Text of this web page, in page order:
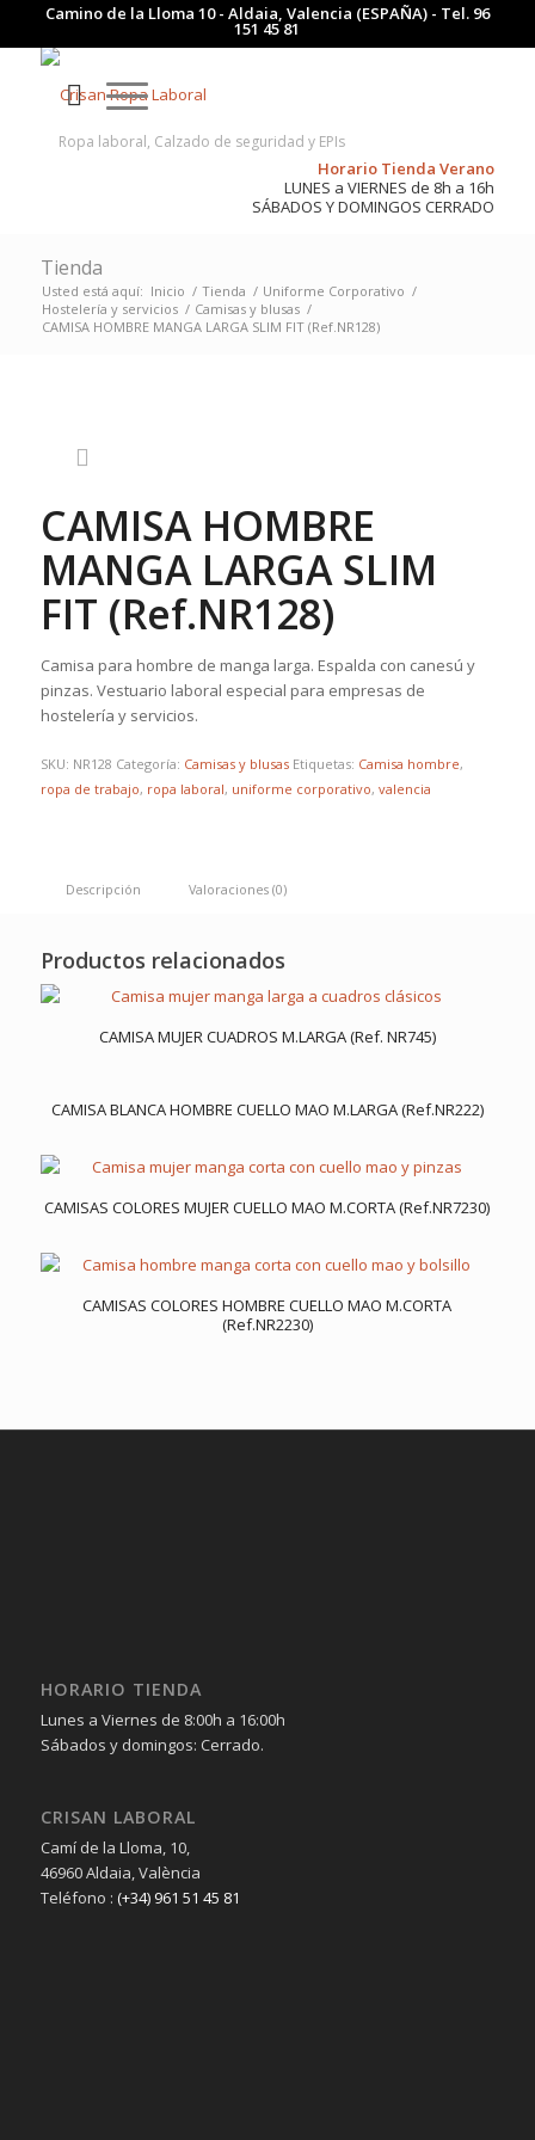
Camino de la Lloma 10 - Aldaia, Valencia (ESPAÑA) - Tel. 96
151 45 81
Ropa laboral, Calzado de seguridad y EPIs
Horario Tienda Verano
LUNES a VIERNES de 8h a 16h
SÁBADOS Y DOMINGOS CERRADO
Tienda
Usted está aquí: Inicio / Tienda / Uniforme Corporativo /
Hostelería y servicios / Camisas y blusas /
CAMISA HOMBRE MANGA LARGA SLIM FIT (Ref.NR128)
CAMISA HOMBRE
MANGA LARGA SLIM
FIT (Ref.NR128)
Camisa para hombre de manga larga. Espalda con canesú y
pinzas. Vestuario laboral especial para empresas de
hostelería y servicios.
SKU: NR128 Categoría: Camisas y blusas Etiquetas: Camisa hombre,
ropa de trabajo, ropa laboral, uniforme corporativo, valencia
Descripción Valoraciones (0)
Productos relacionados
CAMISA MUJER CUADROS M.LARGA (Ref. NR745)
CAMISA BLANCA HOMBRE CUELLO MAO M.LARGA (Ref.NR222)
CAMISAS COLORES MUJER CUELLO MAO M.CORTA (Ref.NR7230)
CAMISAS COLORES HOMBRE CUELLO MAO M.CORTA
(Ref.NR2230)
HORARIO TIENDA
Lunes a Viernes de 8:00h a 16:00h
Sábados y domingos: Cerrado.
CRISAN LABORAL
Camí de la Lloma, 10,
46960 Aldaia, València
Teléfono : (+34) 961 51 45 81